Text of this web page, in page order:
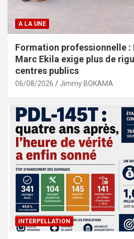
A LA UNE
Formation professionnelle :
Marc Ekila exige plus de
centres publics
06/08/2026 Jimmy BOKAMA
INTERPELLATION